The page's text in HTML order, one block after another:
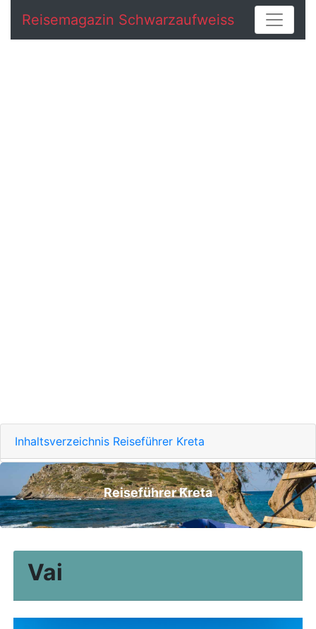
Reisemagazin Schwarzaufweiss
Inhaltsverzeichnis Reiseführer Kreta
Reiseführer Kreta
Vai